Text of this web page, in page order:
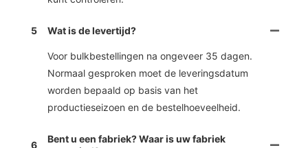
5 Wat is de levertijd?
Voor bulkbestellingen na ongeveer 35 dagen.
Normaal gesproken moet de leveringsdatum
worden bepaald op basis van het
productieseizoen en de bestelhoeveelheid.
6
Bent u een fabriek? Waar is uw fabriek